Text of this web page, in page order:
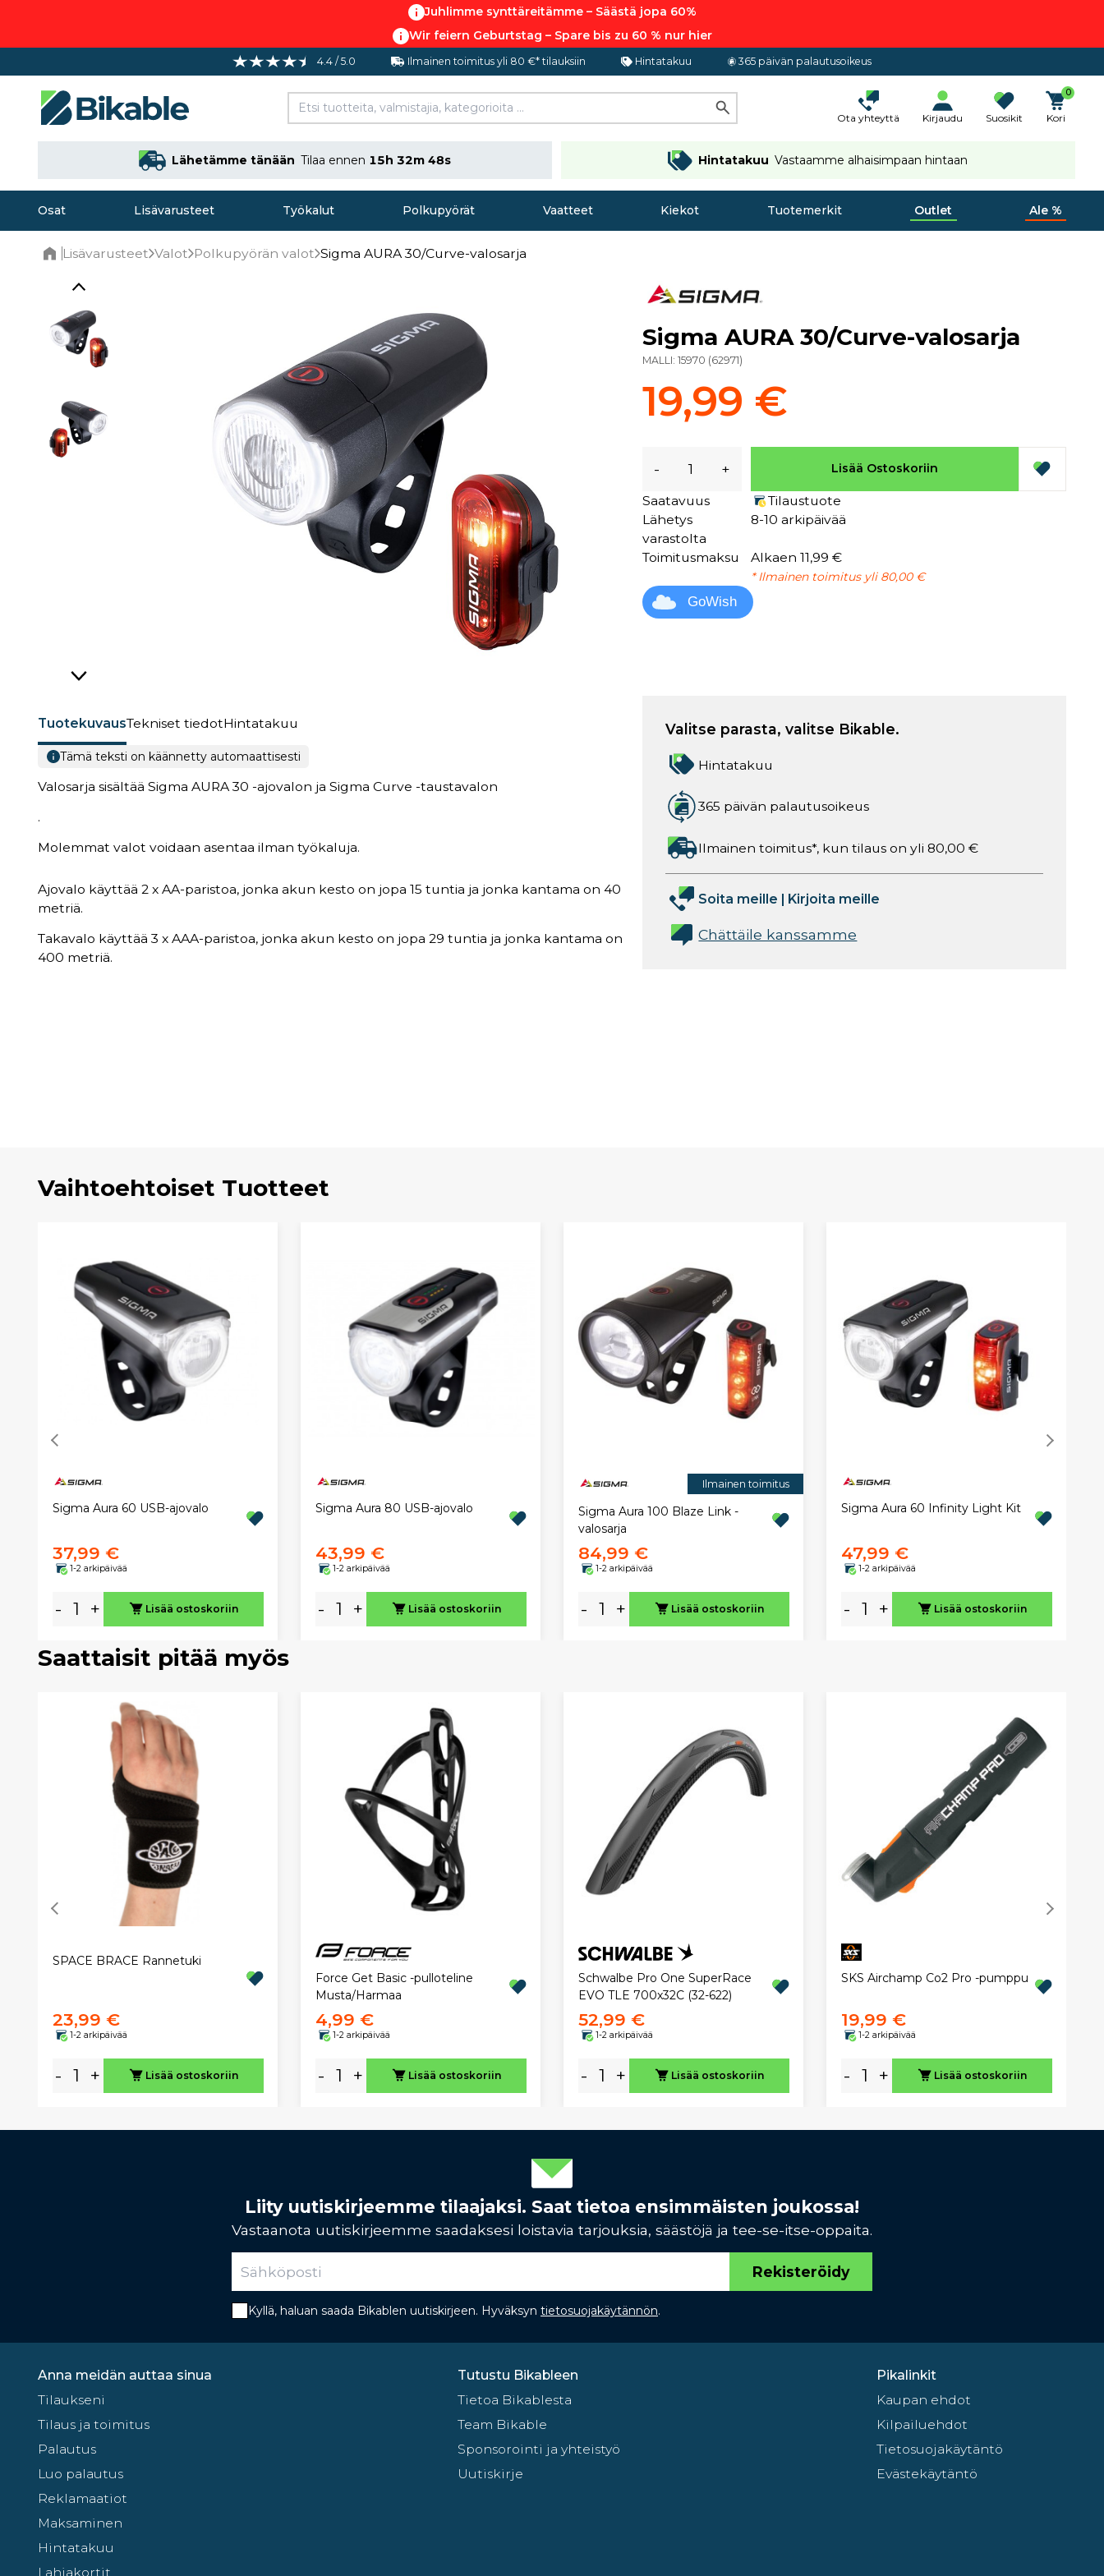
Juhlimme synttäreitämme – Säästä jopa 60%
Wir feiern Geburtstag – Spare bis zu 60 % nur hier
4.4 / 5.0 Ilmainen toimitus yli 80 €* tilauksiin Hintatakuu 365 päivän palautusoikeus
Ota yhteyttä Kirjaudu Suosikit
0
Kori
Lähetämme tänään Tilaa ennen 15h 32m 47s Hintatakuu Vastaamme alhaisimpaan hintaan
Osat Lisävarusteet Työkalut Polkupyörät Vaatteet Kiekot Tuotemerkit Outlet Ale %
Lisävarusteet Valot Polkupyörän valot Sigma AURA 30/Curve-valosarja
TuotekuvausTekniset tiedotHintatakuu
Tämä teksti on käännetty automaattisesti
Valosarja sisältää Sigma AURA 30 -ajovalon ja Sigma Curve -taustavalon
.
Molemmat valot voidaan asentaa ilman työkaluja.
Ajovalo käyttää 2 x AA-paristoa, jonka akun kesto on jopa 15 tuntia ja jonka kantama on 40
metriä.
Takavalo käyttää 3 x AAA-paristoa, jonka akun kesto on jopa 29 tuntia ja jonka kantama on
400 metriä.
Sigma AURA 30/Curve-valosarja
MALLI:15970 (62971)
19,99 €
- + Lisää Ostoskoriin
Saatavuus
Tilaustuote
Lähetys
varastolta
8-10 arkipäivää
Toimitusmaksu Alkaen 11,99 €
* Ilmainen toimitus yli 80,00 €
GoWish
Valitse parasta, valitse Bikable.
Hintatakuu
365 päivän palautusoikeus
Ilmainen toimitus*, kun tilaus on yli 80,00 €
Soita meille | Kirjoita meille
Chättäile kanssamme
Vaihtoehtoiset Tuotteet
Sigma Aura 60 USB-ajovalo
37,99 €
1-2 arkipäivää
- + Lisää ostoskoriin
Sigma Aura 80 USB-ajovalo
43,99 €
1-2 arkipäivää
- + Lisää ostoskoriin
Ilmainen toimitus
Sigma Aura 100 Blaze Link -
valosarja
84,99 €
1-2 arkipäivää
- + Lisää ostoskoriin
Sigma Aura 60 Infinity Light Kit
47,99 €
1-2 arkipäivää
- + Lisää ostoskoriin
Saattaisit pitää myös
SPACE BRACE Rannetuki
23,99 €
1-2 arkipäivää
- + Lisää ostoskoriin
Force Get Basic -pulloteline
Musta/Harmaa
4,99 €
1-2 arkipäivää
- + Lisää ostoskoriin
Schwalbe Pro One SuperRace
EVO TLE 700x32C (32-622)
52,99 €
1-2 arkipäivää
- + Lisää ostoskoriin
SKS Airchamp Co2 Pro -pumppu
19,99 €
1-2 arkipäivää
- + Lisää ostoskoriin
Liity uutiskirjeemme tilaajaksi. Saat tietoa ensimmäisten joukossa!
Vastaanota uutiskirjeemme saadaksesi loistavia tarjouksia, säästöjä ja tee-se-itse-oppaita.
Rekisteröidy
Kyllä, haluan saada Bikablen uutiskirjeen. Hyväksyn tietosuojakäytännön.
Anna meidän auttaa sinua
Tilaukseni
Tilaus ja toimitus
Palautus
Luo palautus
Reklamaatiot
Maksaminen
Hintatakuu
Lahjakortit
Tutustu Bikableen
Tietoa Bikablesta
Team Bikable
Sponsorointi ja yhteistyö
Uutiskirje
Pikalinkit
Kaupan ehdot
Kilpailuehdot
Tietosuojakäytäntö
Evästekäytäntö